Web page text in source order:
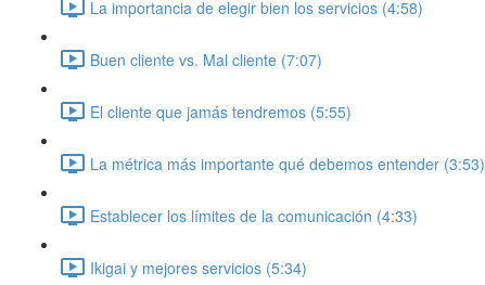
La importancia de elegir bien los servicios (4:58)
Buen cliente vs. Mal cliente (7:07)
El cliente que jamás tendremos (5:55)
La métrica más importante qué debemos entender (3:53)
Establecer los límites de la comunicación (4:33)
Ikigai y mejores servicios (5:34)